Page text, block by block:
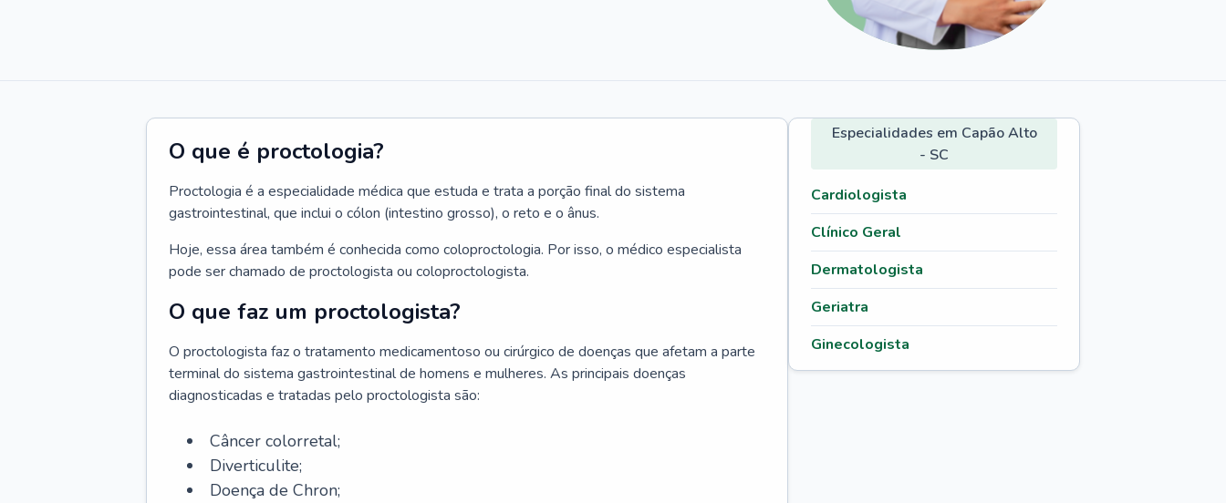
O que é proctologia?
Proctologia é a especialidade médica que estuda e trata a porção final do sistema
gastrointestinal, que inclui o cólon (intestino grosso), o reto e o ânus.
Hoje, essa área também é conhecida como coloproctologia. Por isso, o médico especialista
pode ser chamado de proctologista ou coloproctologista.
O que faz um proctologista?
O proctologista faz o tratamento medicamentoso ou cirúrgico de doenças que afetam a parte
terminal do sistema gastrointestinal de homens e mulheres. As principais doenças
diagnosticadas e tratadas pelo proctologista são:
Câncer colorretal;
Diverticulite;
Doença de Chron;
Especialidades em Capão Alto
- SC
Cardiologista
Clínico Geral
Dermatologista
Geriatra
Ginecologista